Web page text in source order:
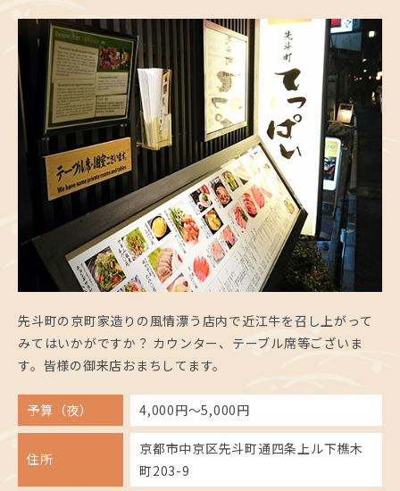
先斗町の京町家造りの風情漂う店内で近江牛を召し上がって
みてはいかがですか？ カウンター、テーブル席等ございま
す。皆様の御来店おまちしてます。
予算（夜） 4,000円～5,000円
住所
京都市中京区先斗町通四条上ル下樵木
町203-9